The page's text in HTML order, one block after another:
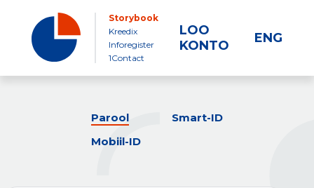
Storybook
Kreedix
Inforegister
1Contact
LOO
KONTO
ENG
Parool
Smart-ID
Mobiil-ID